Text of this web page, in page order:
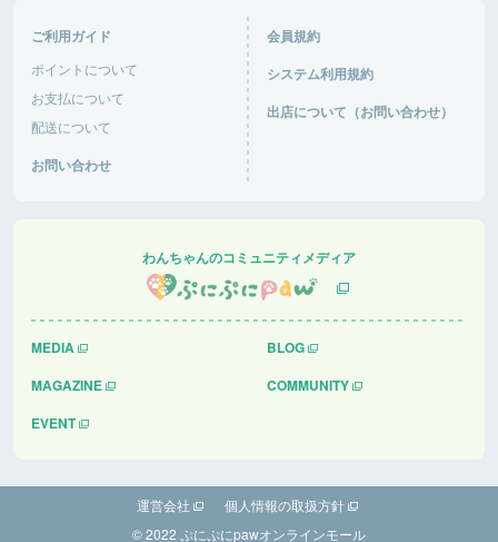
今日は日中からにぎわっていて、犬達は楽しくお友
達作り、追いかけっこ楽しんでいました。さすがG
Wで混み混み！車の出入りが大変そうだった！
道の駅あがつま峡
今日は日中からにぎわっていて、犬達は楽しくお友
快適で過ごしやすい
ケンジーの森ドッグラン＆キャンプ場
ご利用ガイド
ポイントについて
お支払について
配送について
お問い合わせ
会員規約
システム利用規約
出店について（お問い合わせ）
わんちゃんのコミュニティメディア
MEDIA
BLOG
MAGAZINE
COMMUNITY
EVENT
運営会社
個人情報の取扱方針
© 2022 ぷにぷにpawオンラインモール